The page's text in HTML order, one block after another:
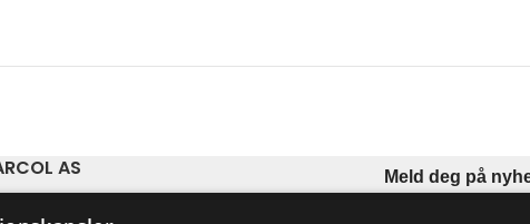
AS
Vi leverer aktuelle læremidler til norske skoler,
Meld deg på